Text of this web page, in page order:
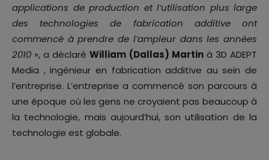
applications de production et l’utilisation plus large
des technologies de fabrication additive ont
commencé à prendre de l’ampleur dans les années
2010 », a déclaréWilliam (Dallas) Martinà 3D ADEPT
Media , ingénieur en fabrication additive au sein de
l’entreprise. L’entreprise a commencé son parcours à
une époque où les gens ne croyaient pas beaucoup à
la technologie, mais aujourd’hui, son utilisation de la
technologie est globale.